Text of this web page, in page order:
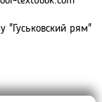
"Гуськовский рям"